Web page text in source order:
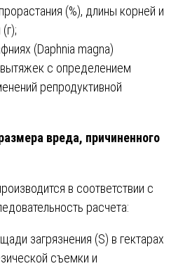
(%), длины корней и
(Daphnia magna)
с определением
репродуктивной
вреда, причиненного
в соответствии с
расчета:
загрязнения (S) в гектарах
съемки и